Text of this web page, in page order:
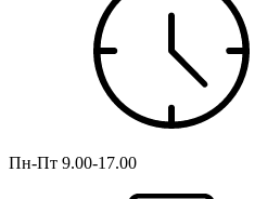
Пн-Пт 9.00-17.00